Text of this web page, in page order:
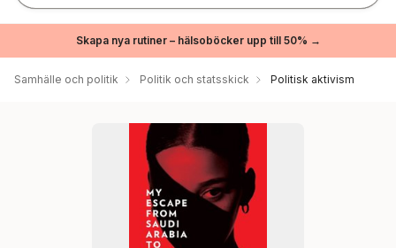
Skapa nya rutiner – hälsoböcker upp till 50% →
Samhälle och politik Politik och statsskick Politisk aktivism